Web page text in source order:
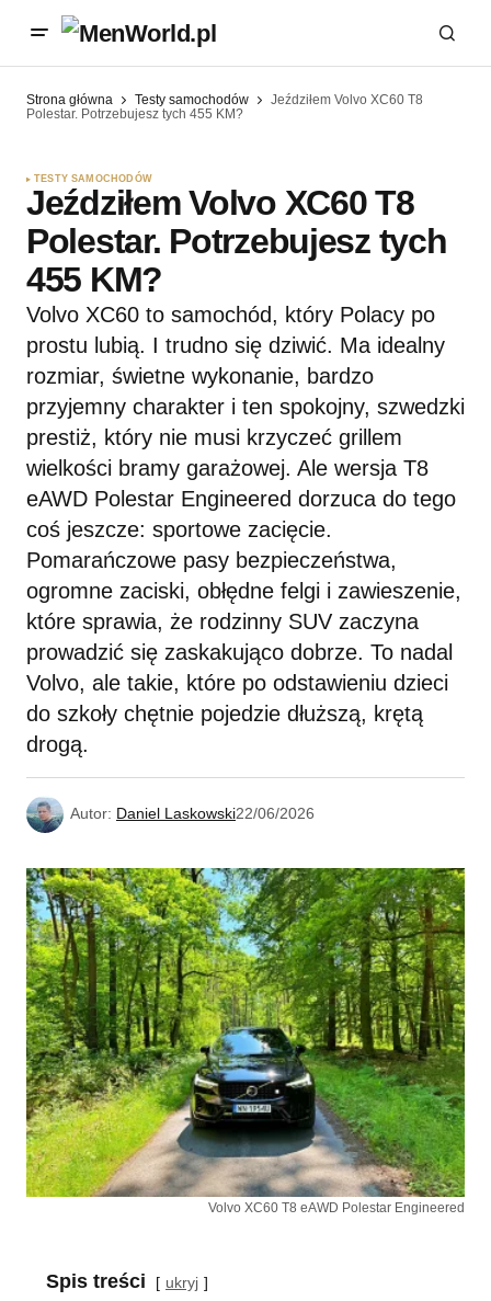
Strona główna Testy samochodów
Jeździłem Volvo XC60 T8
Polestar. Potrzebujesz tych 455 KM?
TESTY SAMOCHODÓW
Jeździłem Volvo XC60 T8
Polestar. Potrzebujesz tych
455 KM?
Volvo XC60 to samochód, który Polacy po
prostu lubią. I trudno się dziwić. Ma idealny
rozmiar, świetne wykonanie, bardzo
przyjemny charakter i ten spokojny, szwedzki
prestiż, który nie musi krzyczeć grillem
wielkości bramy garażowej. Ale wersja T8
eAWD Polestar Engineered dorzuca do tego
coś jeszcze: sportowe zacięcie.
Pomarańczowe pasy bezpieczeństwa,
ogromne zaciski, obłędne felgi i zawieszenie,
które sprawia, że rodzinny SUV zaczyna
prowadzić się zaskakująco dobrze. To nadal
Volvo, ale takie, które po odstawieniu dzieci
do szkoły chętnie pojedzie dłuższą, krętą
drogą.
Autor: Daniel Laskowski22/06/2026
Volvo XC60 T8 eAWD Polestar Engineered
Spis treści ukryj